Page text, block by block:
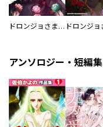
ドロンジョさまは転生しても悪役令嬢のままだった
アンソロジー・短編集